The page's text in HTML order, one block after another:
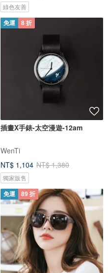
綠色友善
免運 8 折
插畫X手錶-太空漫遊-12am
WenTi
NT$ 1,104 NT$ 1,380
獨家販售
免運 89 折